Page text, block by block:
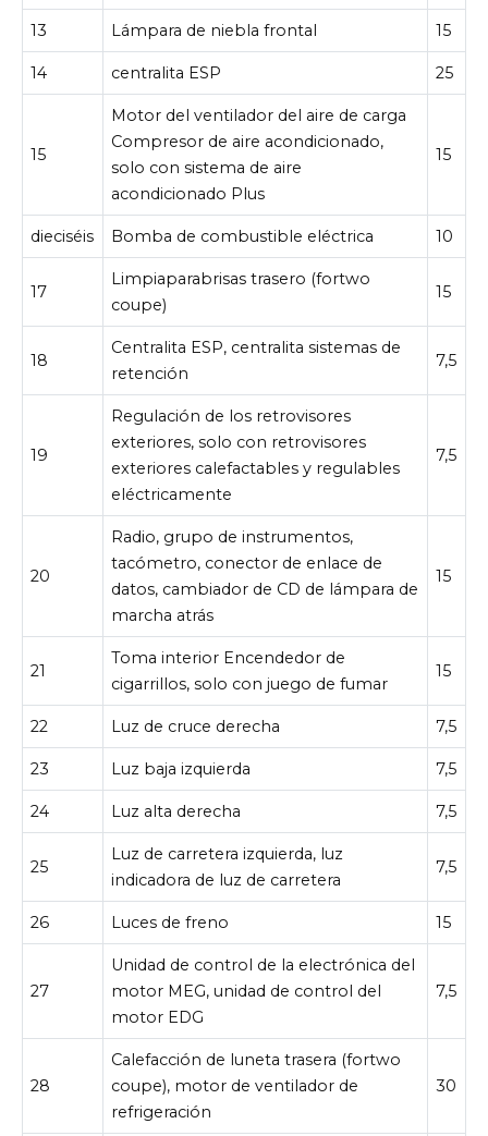
13 Lámpara de niebla frontal 15
14 centralita ESP 25
15
Motor del ventilador del aire de carga
Compresor de aire acondicionado,
solo con sistema de aire
acondicionado Plus
15
dieciséis Bomba de combustible eléctrica 10
17
Limpiaparabrisas trasero (fortwo
coupe)
15
18
Centralita ESP, centralita sistemas de
retención
7,5
19
Regulación de los retrovisores
exteriores, solo con retrovisores
exteriores calefactables y regulables
eléctricamente
7,5
20
Radio, grupo de instrumentos,
tacómetro, conector de enlace de
datos, cambiador de CD de lámpara de
marcha atrás
15
21
Toma interior Encendedor de
cigarrillos, solo con juego de fumar
15
22 Luz de cruce derecha 7,5
23 Luz baja izquierda 7,5
24 Luz alta derecha 7,5
25
Luz de carretera izquierda, luz
indicadora de luz de carretera
7,5
26 Luces de freno 15
27
Unidad de control de la electrónica del
motor MEG, unidad de control del
motor EDG
7,5
28
Calefacción de luneta trasera (fortwo
coupe), motor de ventilador de
refrigeración
30